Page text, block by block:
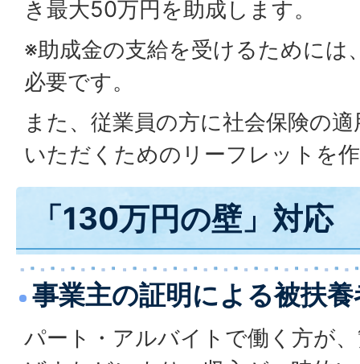
き最大50万円を助成します。
※助成金の支給を受けるためには
必要です。
また、従業員の方に社会保険の
いただくためのリーフレットを
「130万円の壁」対応
事業主の証明による被扶
パート・アルバイトで働く方が